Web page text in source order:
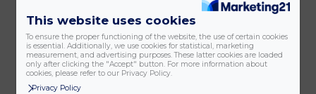
nyomás
0,6
Vízcsatlakozás Coll G6/4” BM
Hőérzékelő csonkok Coll
This website uses cookies
To ensure the proper functioning of the website, the use of certain cookies
is essential. Additionally, we use cookies for statistical, marketing
measurement, and advertising purposes. These latter cookies are loaded
only after clicking the "Accept" button. For more information about
cookies, please refer to our Privacy Policy.
Privacy Policy